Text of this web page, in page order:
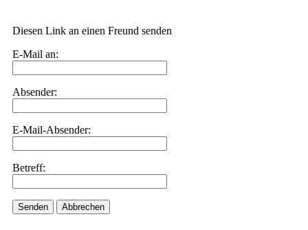
Diesen Link an einen Freund senden
E-Mail an:
Absender:
E-Mail-Absender:
Betreff:
Senden Abbrechen